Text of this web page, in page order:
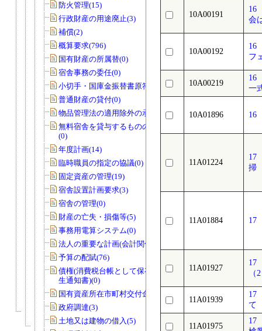
防火管理(15)
行政財産の用途廃止(3)
補償(2)
概算要求(796)
国有財産の所属替(0)
宿舎事務の委任(0)
小切手・国庫金振替書原符(1)
普通財産の貸付(0)
物品管理法の適用除外の承認(1)
無料宿舎を貸与するものの指定の協議
(0)
年度計画(14)
臨時職員の指定の協議(0)
固定資産の管理(19)
宿舎設置計画要求(3)
宿舎の管理(0)
財産の亡失・損傷等(5)
事務用電算システム(0)
法人の重要な計画(会計関係)(0)
予算の配賦(76)
債権(消費税台帳として保存する債権発
生通知書)(0)
国有資産所在市町村交付金(1)
政府調達(3)
土地又は建物の借入(5)
10A00191
16
会
10A00192
16
フ
10A00219
16
一
10A01896 16
11A01224
17
掃
11A01884 17
11A01927
17
（
11A01939
17
て
11A01975
17